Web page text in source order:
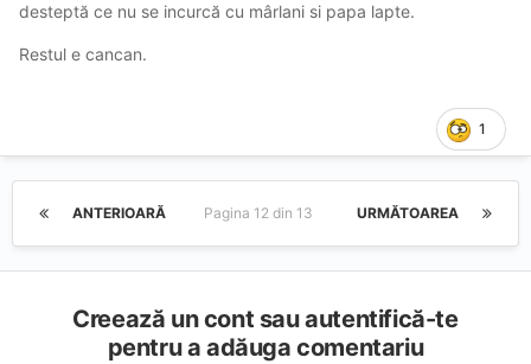
desteptă ce nu se incurcă cu mârlani si papa lapte.
Restul e cancan.
1
ANTERIOARĂ URMĂTOAREA
Pagina 12 din 13
Creează un cont sau autentifică-te
pentru a adăuga comentariu